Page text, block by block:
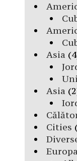
Asia
Asia
Cities
Europa